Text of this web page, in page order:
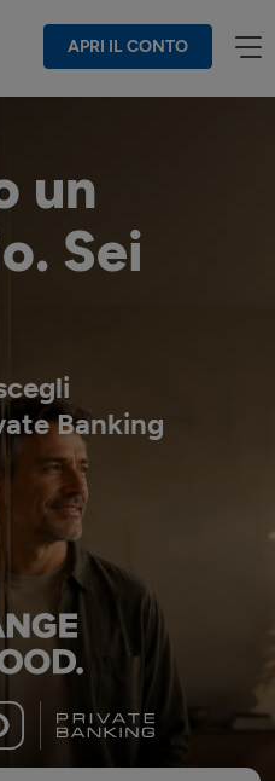
APRI IL CONTO
un
Sei
Banking